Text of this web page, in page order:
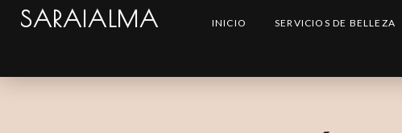
SARAIALMA INICIO SERVICIOS DE BELLEZA